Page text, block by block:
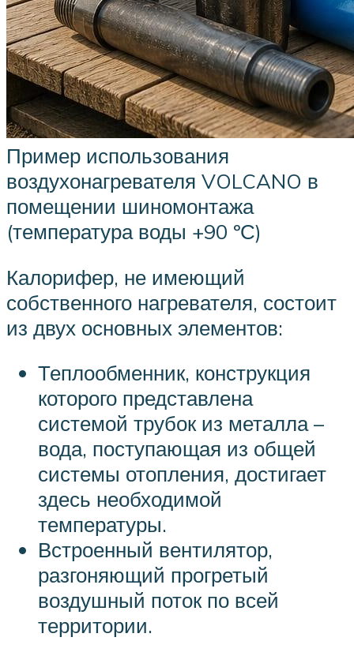
Пример использования
воздухонагревателя VOLCANO в
помещении шиномонтажа
(температура воды +90 ºС)
Калорифер, не имеющий
собственного нагревателя, состоит
из двух основных элементов:
Теплообменник, конструкция
которого представлена
системой трубок из металла –
вода, поступающая из общей
системы отопления, достигает
здесь необходимой
температуры.
Встроенный вентилятор,
разгоняющий прогретый
воздушный поток по всей
территории.